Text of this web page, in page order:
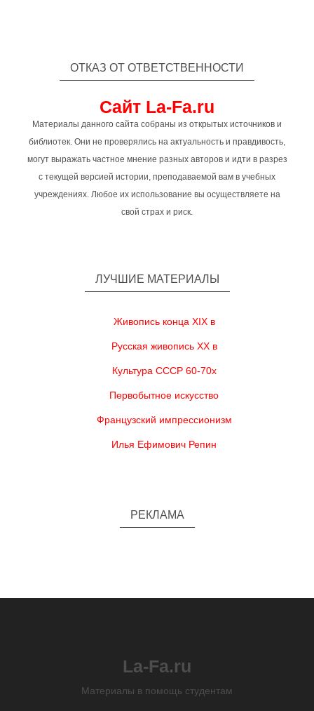
ОТКАЗ ОТ ОТВЕТСТВЕННОСТИ
Сайт La-Fa.ru
Материалы данного сайта собраны из открытых источников и
библиотек. Они не проверялись на актуальность и правдивость,
могут выражать частное мнение разных авторов и идти в разрез
с текущей версией истории, преподаваемой вам в учебных
учреждениях. Любое их использование вы осуществляете на
свой страх и риск.
ЛУЧШИЕ МАТЕРИАЛЫ
Живопись конца XIX в
Русская живопись XX в
Культура СССР 60-70х
Первобытное искусство
Французский импрессионизм
Илья Ефимович Репин
РЕКЛАМА
La-Fa.ru
Материалы в помощь студентам